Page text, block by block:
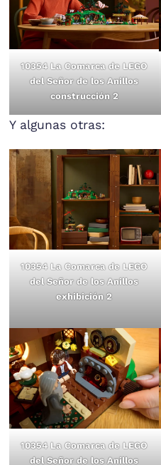
10354 La Comarca de LEGO
del Señor de los Anillos
construcción 2
Y algunas otras:
10354 La Comarca de LEGO
del Señor de los Anillos
exhibición 2
10354 La Comarca de LEGO
del Señor de los Anillos